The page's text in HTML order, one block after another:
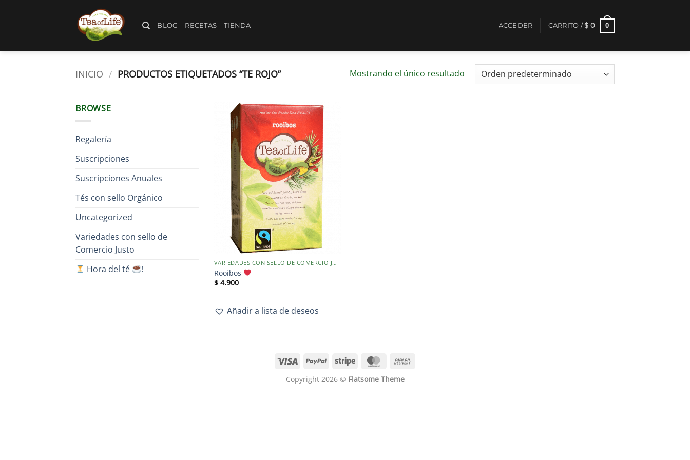
BLOG RECETAS TIENDA ACCEDER CARRITO /$ 0 0
INICIO / PRODUCTOS ETIQUETADOS “TE ROJO” Mostrando el único resultado
BROWSE
Regalería
Suscripciones
Suscripciones Anuales
Tés con sello Orgánico
Uncategorized
Variedades con sello de
Comercio Justo
Hora del té
!
VARIEDADES CON SELLO DE COMERCIO JUSTO
Rooibos
$4.900
Añadir a lista de deseos
Copyright 2026 © Flatsome Theme